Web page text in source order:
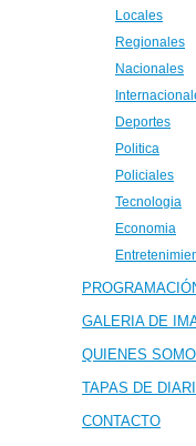
Locales
Regionales
Nacionales
Deportes
Politica
Policiales
Tecnologia
Economia
GALERIA DE
QUIENES
TAPAS DE
CONTACTO